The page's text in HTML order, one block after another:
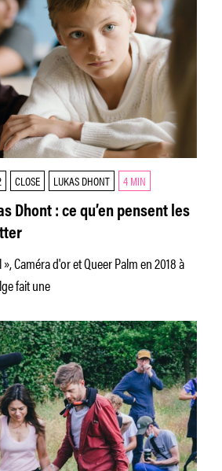
CLOSE LUKAS DHONT 4 MIN
Dhont : ce qu’en pensent les
Caméra d'or et Queer Palm en 2018 à
fait une